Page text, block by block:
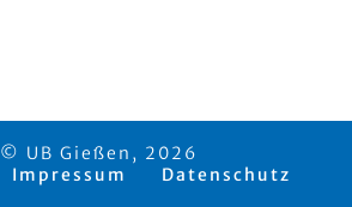
© UB Gießen, 2026
Impressum
Datenschutz